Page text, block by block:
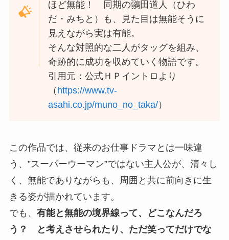
ほど無能！ 同期の鶸田道人（ひわ
だ・みちと）も、見た目は無能そうに
見えながら実は有能。
そんな対照的な二人がタッグを組み、
奇跡的に成功を収めていく物語です。
引用元：公式ＨＰイントロより
（ https://www.tv-
asahi.co.jp/muno_no_taka/）
この作品では、従来のお仕事ドラマとは一味違
う、”スーパーウーマン”ではない主人公が、清々し
く、無能でありながらも、周囲と共に前向きに生
きる姿が描かれています。
でも、 有能と無能の境界線って、どこなんだろ
う？ と考えさせられたり、ただ笑ってだけでな